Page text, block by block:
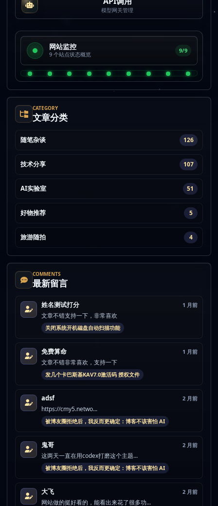
模型网关管理
网站监控
9 个站点状态概览
9/9
CATEGORY
文章分类
随笔杂谈 126
技术分享 107
AI实验室 51
好物推荐 5
旅游随拍 4
COMMENTS
最新留言
姓名测试打分 1 月前
文章不错支持一下，非常喜欢
关闭系统开机磁盘自动扫描功能
免费算命 1 月前
文章不错非常喜欢，支持一下
发几个卡巴斯基KAV7.0激活码 授权文件
adsf 2 月前
https://cmy5.netwo...
被博友圈拒绝后，我反而更确定：博客不该害怕 AI
鬼哥 2 月前
这两天一直在用codex打磨这个主题...
被博友圈拒绝后，我反而更确定：博客不该害怕 AI
大飞 2 月前
网站做的挺好看的，能看出来花了很多功...